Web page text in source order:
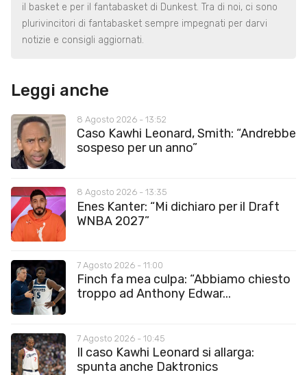
il basket e per il fantabasket di Dunkest. Tra di noi, ci sono
plurivincitori di fantabasket sempre impegnati per darvi
notizie e consigli aggiornati.
Leggi anche
8 Agosto 2026 - 13:52
Caso Kawhi Leonard, Smith: “Andrebbe
sospeso per un anno”
8 Agosto 2026 - 13:35
Enes Kanter: “Mi dichiaro per il Draft
WNBA 2027”
7 Agosto 2026 - 11:00
Finch fa mea culpa: “Abbiamo chiesto
troppo ad Anthony Edwar...
7 Agosto 2026 - 10:45
Il caso Kawhi Leonard si allarga:
spunta anche Daktronics